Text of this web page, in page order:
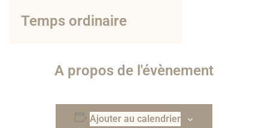
Temps ordinaire
A propos de l'évènement
Ajouter au calendrier